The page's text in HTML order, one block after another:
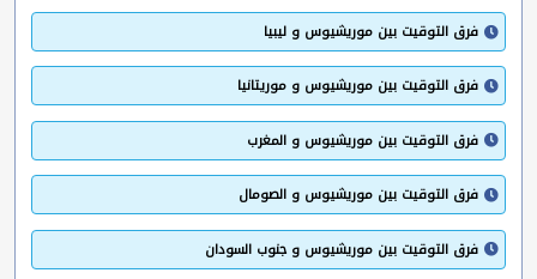
فرق التوقيت بين موريشيوس و ليبيا
فرق التوقيت بين موريشيوس و موريتانيا
فرق التوقيت بين موريشيوس و المغرب
فرق التوقيت بين موريشيوس و الصومال
فرق التوقيت بين موريشيوس و جنوب السودان